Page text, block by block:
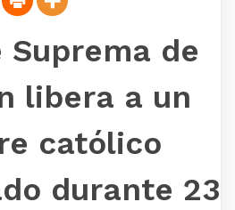
Suprema de
libera a un
católico
durante 23